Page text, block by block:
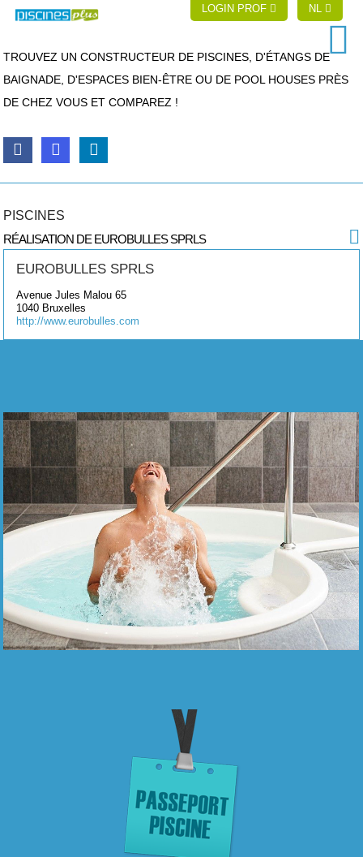
LOGIN PROF NL
TROUVEZ UN CONSTRUCTEUR DE PISCINES, D'ÉTANGS DE
BAIGNADE, D'ESPACES BIEN-ÊTRE OU DE POOL HOUSES PRÈS
DE CHEZ VOUS ET COMPAREZ !
PISCINES
RÉALISATION DE EUROBULLES SPRLS
EUROBULLES SPRLS
Avenue Jules Malou 65
1040 Bruxelles
http://www.eurobulles.com